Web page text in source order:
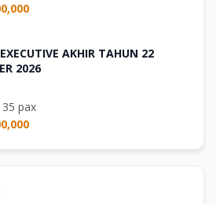
AKHIR TAHUN 22
2026
pax